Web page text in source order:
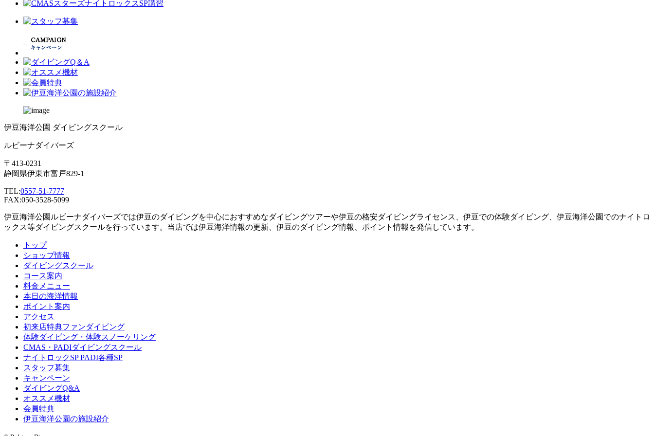
伊豆海洋公園 ダイビングスクール
ルビーナダイバーズ
〒413-0231
静岡県伊東市富戸829-1
TEL:0557-51-7777
FAX:050-3528-5099
伊豆海洋公園ルビーナダイバーズでは伊豆のダイビングを中心におすすめなダイビングツアーや伊豆の格安ダイビングライセンス、伊豆での体験ダイビング、伊豆海洋公園でのナイトロ
ックス等ダイビングスクールを行っています。当店では伊豆海洋情報の更新、伊豆のダイビング情報、ポイント情報を発信しています。
トップ
ショップ情報
ダイビングスクール
コース案内
料金メニュー
本日の海洋情報
ポイント案内
アクセス
初来店特典ファンダイビング
体験ダイビング・体験スノーケリング
CMAS・PADIダイビングスクール
ナイトロックSP PADI各種SP
スタッフ募集
キャンペーン
ダイビングQ&A
オススメ機材
会員特典
伊豆海洋公園の施設紹介